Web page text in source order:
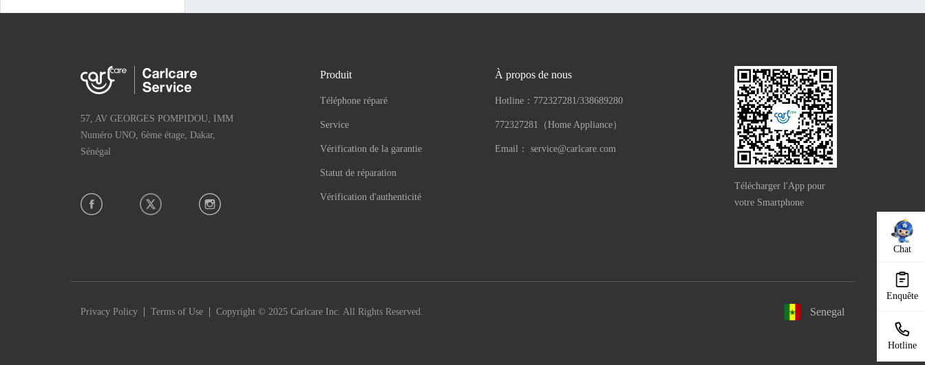
Chat
Enquête
Hotline
57, AV GEORGES POMPIDOU, IMM
Numéro UNO, 6ème étage, Dakar,
Sénégal
Produit
Téléphone réparé
Service
Vérification de la garantie
Statut de réparation
Vérification d'authenticité
À propos de nous
Hotline： 772327281/338689280
772327281（Home Appliance）
Email： service@carlcare.com
Télécharger l'App pour
votre Smartphone
Privacy Policy | Terms of Use | Copyright © 2025 Carlcare Inc. All Rights Reserved. Senegal